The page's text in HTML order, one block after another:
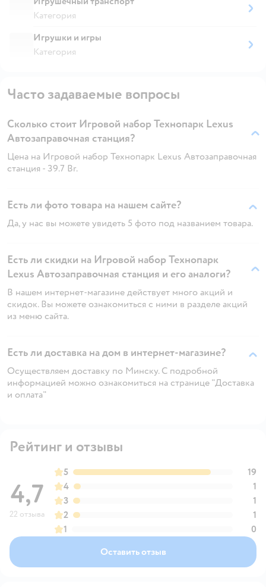
Категория
Игрушки и игры
Категория
Часто задаваемые вопросы
Сколько стоит Игровой набор Технопарк Lexus
Автозаправочная станция?
Цена на Игровой набор Технопарк Lexus Автозаправочная
станция - 39.7 Br.
Есть ли фото товара на нашем сайте?
Да, у нас вы можете увидеть 5 фото под названием товара.
Есть ли скидки на Игровой набор Технопарк
Lexus Автозаправочная станция и его аналоги?
В нашем интернет-магазине действует много акций и
скидок. Вы можете ознакомиться с ними в разделе акций
из меню сайта.
Есть ли доставка на дом в интернет-магазине?
Осуществляем доставку по Минску. С подробной
информацией можно ознакомиться на странице "Доставка
и оплата"
Рейтинг и отзывы
4,7
22 отзыва
5
19
4
1
3
1
2
1
1
0
Оставить отзыв